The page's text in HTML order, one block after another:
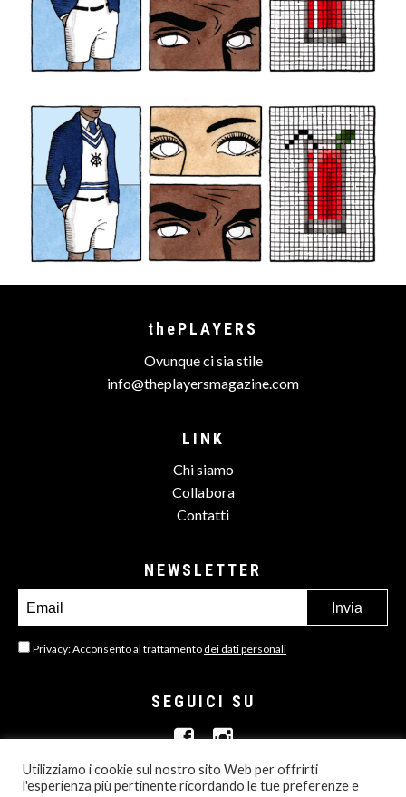
thePLAYERS
Ovunque ci sia stile
info@theplayersmagazine.com
LINK
Chi siamo
Collabora
Contatti
NEWSLETTER
Privacy: Acconsento al trattamento dei dati personali
SEGUICI SU
Utilizziamo i cookie sul nostro sito Web per offrirti
l'esperienza più pertinente ricordando le tue preferenze e